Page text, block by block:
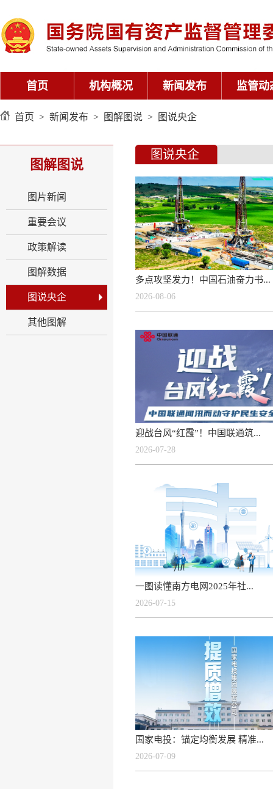
首页 机构概况 新闻发布 监管动
首页 > 新闻发布 > 图解图说 > 图说央企
图解图说
图片新闻
重要会议
政策解读
图解数据
图说央企
其他图解
图说央企
多点攻坚发力！中国石油奋力书...
2026-08-06
迎战台风“红霞”！中国联通筑...
2026-07-28
一图读懂南方电网2025年社...
2026-07-15
国家电投：锚定均衡发展 精准...
2026-07-09